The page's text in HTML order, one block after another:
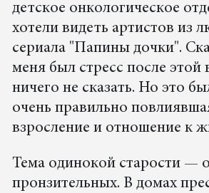
детское онкологическое
хотели видеть артистов из
сериала "Папины дочки".
меня был стресс после этой
ничего не сказать. Но это
очень правильно
взросление и отношение к
Тема одинокой старости —
пронзительных. В домах